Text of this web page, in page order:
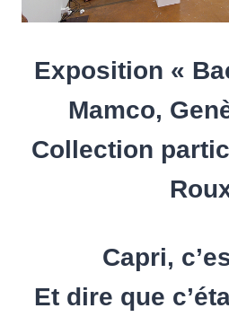
Exposition «
Mamco,
Collection
Capri,
Et dire que